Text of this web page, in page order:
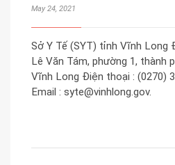
May 24, 2021
Sở Y Tế (SYT) tỉnh Vĩnh Long
Lê Văn Tám, phường 1, thành
Vĩnh Long Điện thoại : (0270)
Email : syte@vinhlong.gov.